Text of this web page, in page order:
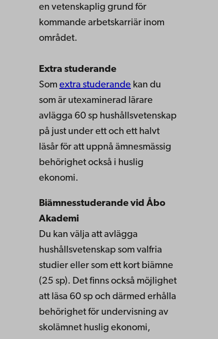
en vetenskaplig grund för
kommande arbetskarriär inom
området.
Extra studerande
Som extra studerande kan du
som är utexaminerad lärare
avlägga 60 sp hushållsvetenskap
på just under ett och ett halvt
läsår för att uppnå ämnesmässig
behörighet också i huslig
ekonomi.
Biämnesstuderande vid Åbo
Akademi
Du kan välja att avlägga
hushållsvetenskap som valfria
studier eller som ett kort biämne
(25 sp). Det finns också möjlighet
att läsa 60 sp och därmed erhålla
behörighet för undervisning av
skolämnet huslig ekonomi,